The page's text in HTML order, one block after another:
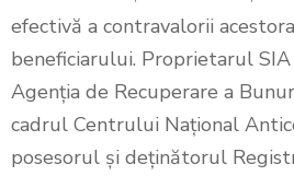
efectivă a contravalorii
beneficiarului. Proprietarul
Agenția de Recuperare a
cadrul Centrului Național
posesorul și deținătorul